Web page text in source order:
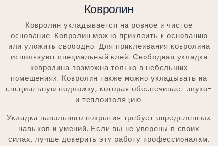
Ковролин
Ковролин укладывается на ровное и чистое
основание. Ковролин можно приклеить к основанию
или уложить свободно. Для приклеивания ковролина
используют специальный клей. Свободная укладка
ковролина возможна только в небольших
помещениях. Ковролин также можно укладывать на
специальную подложку, которая обеспечивает звуко-
и теплоизоляцию.
Укладка напольного покрытия требует определенных
навыков и умений. Если вы не уверены в своих
силах, лучше доверить эту работу профессионалам.